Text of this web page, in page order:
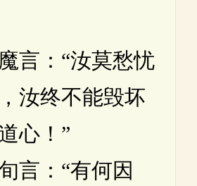
：“汝莫愁忧
汝终不能毁坏
心！”
：“有何因